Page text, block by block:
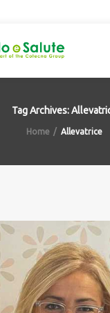
Tag Archives:
Home Allevatrice